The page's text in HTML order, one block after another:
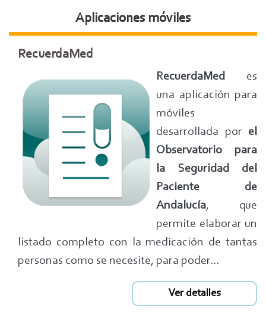
Aplicaciones móviles
RecuerdaMed
RecuerdaMed es
una aplicación para
móviles
desarrollada por el
Observatorio para
la Seguridad del
Paciente de
Andalucía, que
permite elaborar un
listado completo con la medicación de tantas
personas como se necesite, para poder...
Ver detalles